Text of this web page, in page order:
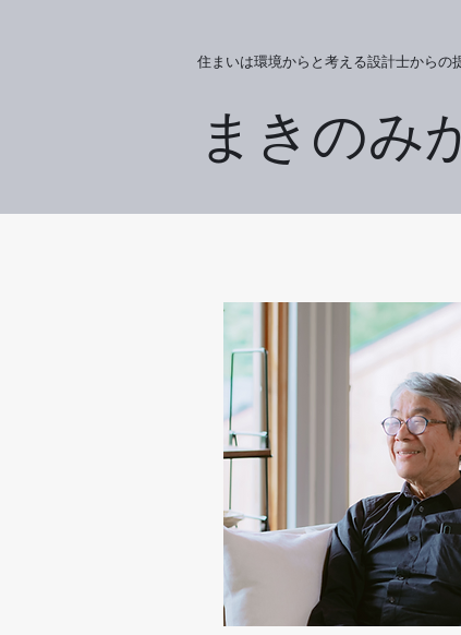
住まいは環境からと考える設計士からの
まきのみ